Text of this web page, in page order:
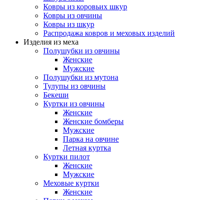
Ковры из коровьих шкур
Ковры из овчины
Ковры из шкур
Распродажа ковров и меховых изделий
Изделия из меха
Полушубки из овчины
Женские
Мужские
Полушубки из мутона
Тулупы из овчины
Бекеши
Куртки из овчины
Женские
Женские бомберы
Мужские
Парка на овчине
Летная куртка
Куртки пилот
Женские
Мужские
Меховые куртки
Женские